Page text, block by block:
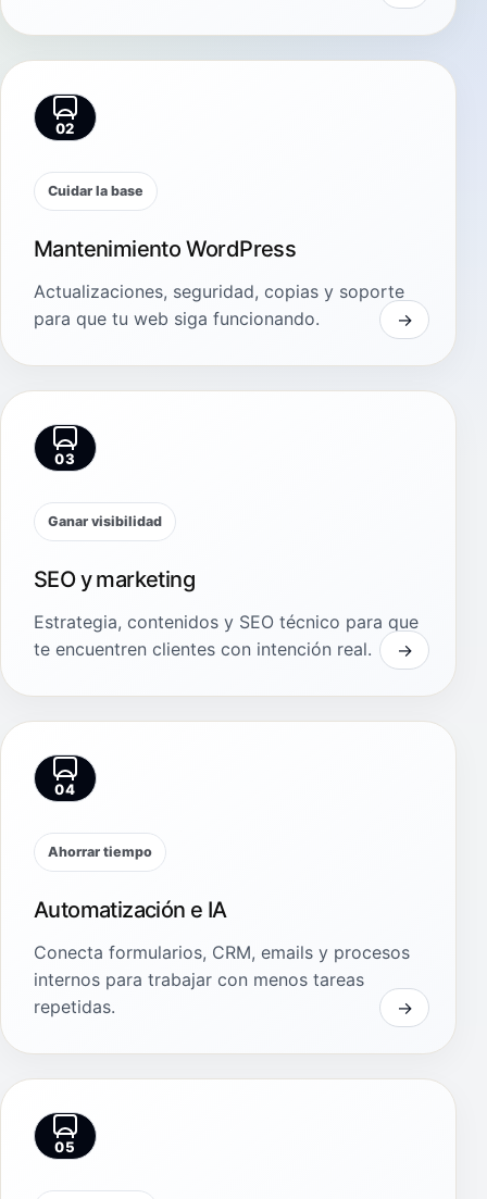
02
Cuidar la base
Mantenimiento WordPress
Actualizaciones, seguridad, copias y soporte
para que tu web siga funcionando.
03
Ganar visibilidad
SEO y marketing
Estrategia, contenidos y SEO técnico para que
te encuentren clientes con intención real.
04
Ahorrar tiempo
Automatización e IA
Conecta formularios, CRM, emails y procesos
internos para trabajar con menos tareas
repetidas.
05